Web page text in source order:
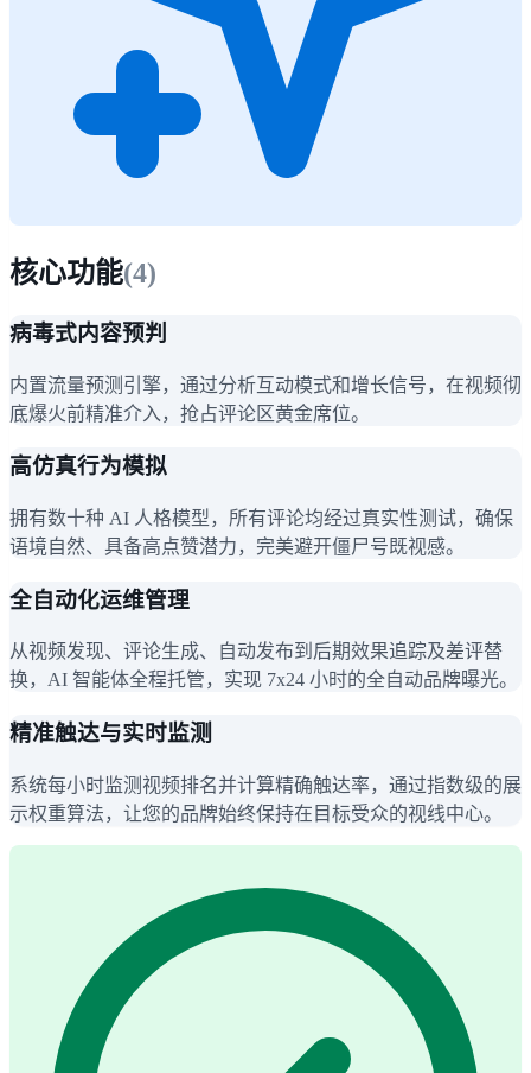
核心功能(4)
病毒式内容预判
内置流量预测引擎，通过分析互动模式和增长信号，在视频彻
底爆火前精准介入，抢占评论区黄金席位。
高仿真行为模拟
拥有数十种 AI 人格模型，所有评论均经过真实性测试，确保
语境自然、具备高点赞潜力，完美避开僵尸号既视感。
全自动化运维管理
从视频发现、评论生成、自动发布到后期效果追踪及差评替
换，AI 智能体全程托管，实现 7x24 小时的全自动品牌曝光。
精准触达与实时监测
系统每小时监测视频排名并计算精确触达率，通过指数级的展
示权重算法，让您的品牌始终保持在目标受众的视线中心。